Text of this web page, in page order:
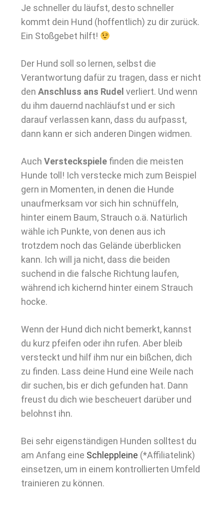
Je schneller du läufst, desto schneller
kommt dein Hund (hoffentlich) zu dir zurück.
Ein Stoßgebet hilft!
Der Hund soll so lernen, selbst die
Verantwortung dafür zu tragen, dass er nicht
den Anschluss ans Rudel verliert. Und wenn
du ihm dauernd nachläufst und er sich
darauf verlassen kann, dass du aufpasst,
dann kann er sich anderen Dingen widmen.
Auch Versteckspiele finden die meisten
Hunde toll! Ich verstecke mich zum Beispiel
gern in Momenten, in denen die Hunde
unaufmerksam vor sich hin schnüffeln,
hinter einem Baum, Strauch o.ä. Natürlich
wähle ich Punkte, von denen aus ich
trotzdem noch das Gelände überblicken
kann. Ich will ja nicht, dass die beiden
suchend in die falsche Richtung laufen,
während ich kichernd hinter einem Strauch
hocke.
Wenn der Hund dich nicht bemerkt, kannst
du kurz pfeifen oder ihn rufen. Aber bleib
versteckt und hilf ihm nur ein bißchen, dich
zu finden. Lass deine Hund eine Weile nach
dir suchen, bis er dich gefunden hat. Dann
freust du dich wie bescheuert darüber und
belohnst ihn.
Bei sehr eigenständigen Hunden solltest du
am Anfang eine Schleppleine (*Affiliatelink)
einsetzen, um in einem kontrollierten Umfeld
trainieren zu können.